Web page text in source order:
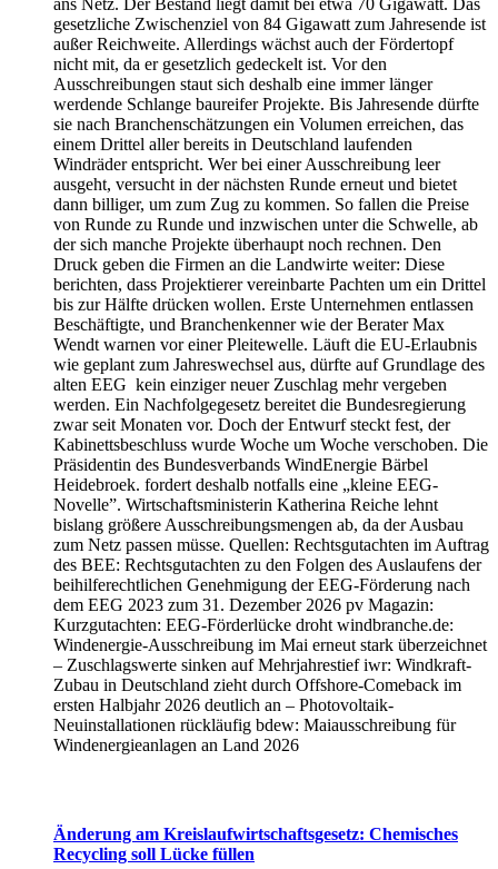
ans Netz. Der Bestand liegt damit bei etwa 70 Gigawatt. Das
gesetzliche Zwischenziel von 84 Gigawatt zum Jahresende ist
außer Reichweite. Allerdings wächst auch der Fördertopf
nicht mit, da er gesetzlich gedeckelt ist. Vor den
Ausschreibungen staut sich deshalb eine immer länger
werdende Schlange baureifer Projekte. Bis Jahresende dürfte
sie nach Branchenschätzungen ein Volumen erreichen, das
einem Drittel aller bereits in Deutschland laufenden
Windräder entspricht. Wer bei einer Ausschreibung leer
ausgeht, versucht in der nächsten Runde erneut und bietet
dann billiger, um zum Zug zu kommen. So fallen die Preise
von Runde zu Runde und inzwischen unter die Schwelle, ab
der sich manche Projekte überhaupt noch rechnen. Den
Druck geben die Firmen an die Landwirte weiter: Diese
berichten, dass Projektierer vereinbarte Pachten um ein Drittel
bis zur Hälfte drücken wollen. Erste Unternehmen entlassen
Beschäftigte, und Branchenkenner wie der Berater Max
Wendt warnen vor einer Pleitewelle. Läuft die EU-Erlaubnis
wie geplant zum Jahreswechsel aus, dürfte auf Grundlage des
alten EEG kein einziger neuer Zuschlag mehr vergeben
werden. Ein Nachfolgegesetz bereitet die Bundesregierung
zwar seit Monaten vor. Doch der Entwurf steckt fest, der
Kabinettsbeschluss wurde Woche um Woche verschoben. Die
Präsidentin des Bundesverbands WindEnergie Bärbel
Heidebroek. fordert deshalb notfalls eine „kleine EEG-
Novelle”. Wirtschaftsministerin Katherina Reiche lehnt
bislang größere Ausschreibungsmengen ab, da der Ausbau
zum Netz passen müsse. Quellen: Rechtsgutachten im Auftrag
des BEE: Rechtsgutachten zu den Folgen des Auslaufens der
beihilferechtlichen Genehmigung der EEG-Förderung nach
dem EEG 2023 zum 31. Dezember 2026 pv Magazin:
Kurzgutachten: EEG-Förderlücke droht windbranche.de:
Windenergie-Ausschreibung im Mai erneut stark überzeichnet
– Zuschlagswerte sinken auf Mehrjahrestief iwr: Windkraft-
Zubau in Deutschland zieht durch Offshore-Comeback im
ersten Halbjahr 2026 deutlich an – Photovoltaik-
Neuinstallationen rückläufig bdew: Maiausschreibung für
Windenergieanlagen an Land 2026
Änderung am Kreislaufwirtschaftsgesetz: Chemisches
Recycling soll Lücke füllen